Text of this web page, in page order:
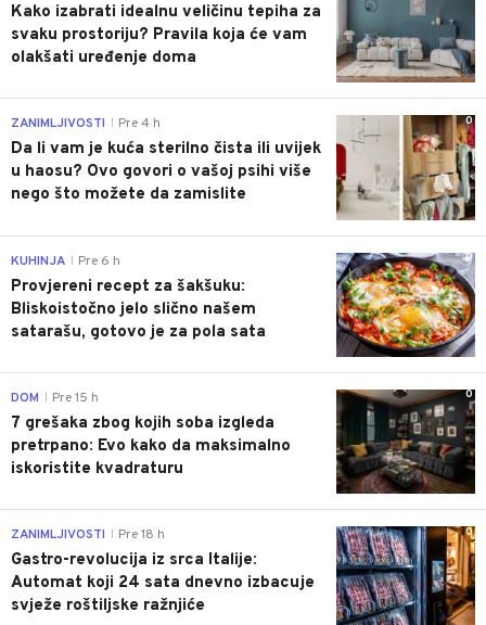
Kako izabrati idealnu veličinu tepiha za
svaku prostoriju? Pravila koja će vam
olakšati uređenje doma
0
ZANIMLJIVOSTI Pre 4 h
Da li vam je kuća sterilno čista ili uvijek
u haosu? Ovo govori o vašoj psihi više
nego što možete da zamislite
0
KUHINJA Pre 6 h
Provjereni recept za šakšuku:
Bliskoistočno jelo slično našem
satarašu, gotovo je za pola sata
0
DOM Pre 15 h
7 grešaka zbog kojih soba izgleda
pretrpano: Evo kako da maksimalno
iskoristite kvadraturu
0
ZANIMLJIVOSTI Pre 18 h
Gastro-revolucija iz srca Italije:
Automat koji 24 sata dnevno izbacuje
svježe roštiljske ražnjiće